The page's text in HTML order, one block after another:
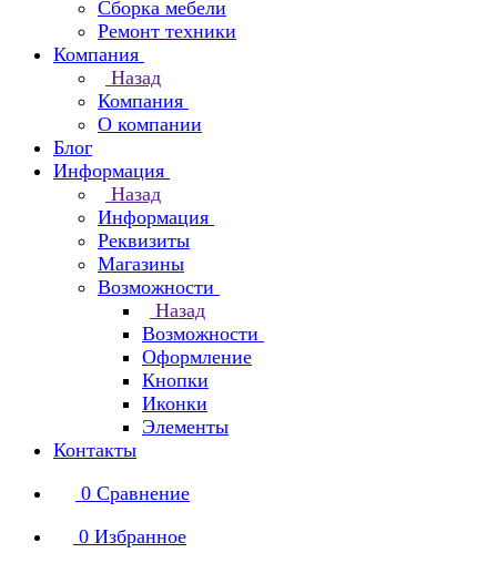
Сборка мебели
Ремонт техники
Компания
Назад
Компания
О компании
Блог
Информация
Назад
Информация
Реквизиты
Магазины
Возможности
Назад
Возможности
Оформление
Кнопки
Иконки
Элементы
Контакты
0 Сравнение
0 Избранное